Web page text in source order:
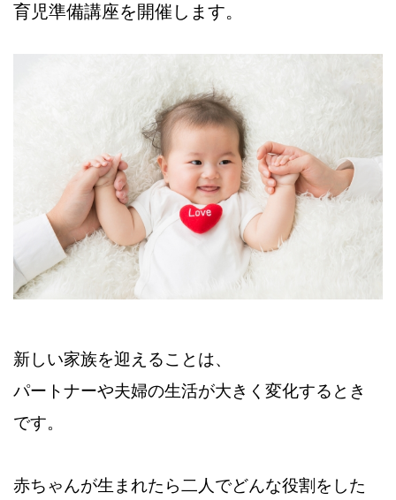
育児準備講座を開催します。
新しい家族を迎えることは、
パートナーや夫婦の生活が大きく変化するとき
です。
赤ちゃんが生まれたら二人でどんな役割をした